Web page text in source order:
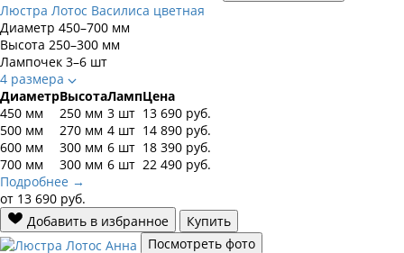
Люстра Лотос Василиса цветная
Диаметр 450–700 мм
Высота 250–300 мм
Лампочек 3–6 шт
4 размера
ДиаметрВысотаЛампЦена
450 мм
250 мм 3 шт 13 690 руб.
500 мм
270 мм 4 шт 14 890 руб.
600 мм
300 мм 6 шт 18 390 руб.
700 мм
300 мм 6 шт 22 490 руб.
Подробнее →
от 13 690 руб.
Добавить в избранное
Купить
Посмотреть фото